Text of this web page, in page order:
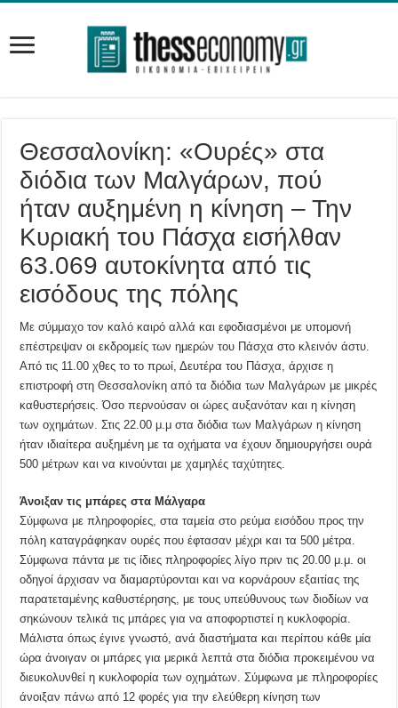
Θεσσαλονίκη: «Ουρές» στα
διόδια των Μαλγάρων, πού
ήταν αυξημένη η κίνηση – Την
Κυριακή του Πάσχα εισήλθαν
63.069 αυτοκίνητα από τις
εισόδους της πόλης
Με σύμμαχο τον καλό καιρό αλλά και εφοδιασμένοι με υπομονή
επέστρεψαν οι εκδρομείς των ημερών του Πάσχα στο κλεινόν άστυ.
Από τις 11.00 χθες το το πρωί, Δευτέρα του Πάσχα, άρχισε η
επιστροφή στη Θεσσαλονίκη από τα διόδια των Μαλγάρων με μικρές
καθυστερήσεις. Όσο περνούσαν οι ώρες αυξανόταν και η κίνηση
των οχημάτων. Στις 22.00 μ.μ στα διόδια των Μαλγάρων η κίνηση
ήταν ιδιαίτερα αυξημένη με τα οχήματα να έχουν δημιουργήσει ουρά
500 μέτρων και να κινούνται με χαμηλές ταχύτητες.
Άνοιξαν τις μπάρες στα Μάλγαρα
Σύμφωνα με πληροφορίες, στα ταμεία στο ρεύμα εισόδου προς την
πόλη καταγράφηκαν ουρές που έφτασαν μέχρι και τα 500 μέτρα.
Σύμφωνα πάντα με τις ίδιες πληροφορίες λίγο πριν τις 20.00 μ.μ. οι
οδηγοί άρχισαν να διαμαρτύρονται και να κορνάρουν εξαιτίας της
παρατεταμένης καθυστέρησης, με τους υπεύθυνους των διοδίων να
σηκώνουν τελικά τις μπάρες για να αποφορτιστεί η κυκλοφορία.
Μάλιστα όπως έγινε γνωστό, ανά διαστήματα και περίπου κάθε μία
ώρα άνοιγαν οι μπάρες για μερικά λεπτά στα διόδια προκειμένου να
διευκολυνθεί η κυκλοφορία των οχημάτων. Σύμφωνα με πληροφορίες
άνοιξαν πάνω από 12 φορές για την ελεύθερη κίνηση των